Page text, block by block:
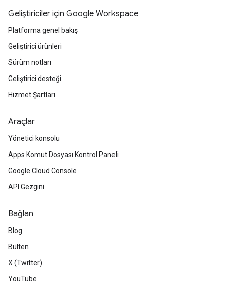
Geliştiriciler için Google Workspace
Platforma genel bakış
Geliştirici ürünleri
Sürüm notları
Geliştirici desteği
Hizmet Şartları
Araçlar
Yönetici konsolu
Apps Komut Dosyası Kontrol Paneli
Google Cloud Console
API Gezgini
Bağlan
Blog
Bülten
X (Twitter)
YouTube